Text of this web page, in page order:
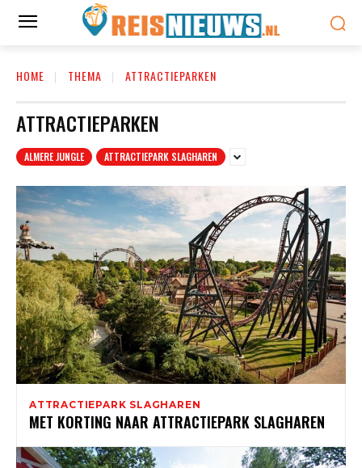
HOME THEMA ATTRACTIEPARKEN
ATTRACTIEPARKEN
ALMERE JUNGLE ATTRACTIEPARK SLAGHAREN
ATTRACTIEPARK SLAGHAREN
MET KORTING NAAR ATTRACTIEPARK SLAGHAREN